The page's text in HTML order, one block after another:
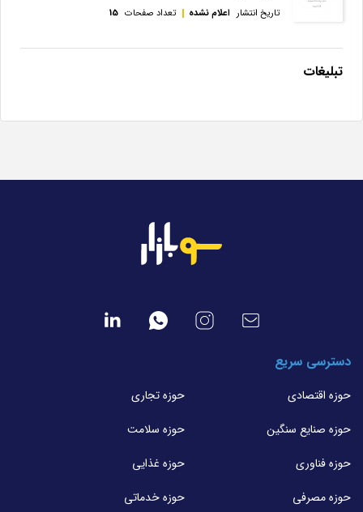
تاریخ انتشار اعلام نشده تعداد صفحات 15
تبلیغات
دسترسی سریع
حوزه اقتصادی
حوزه تجاری
حوزه صنایع سنگین
حوزه سلامت
حوزه فناوری
حوزه غذایی
حوزه مصرفی
حوزه خدماتی